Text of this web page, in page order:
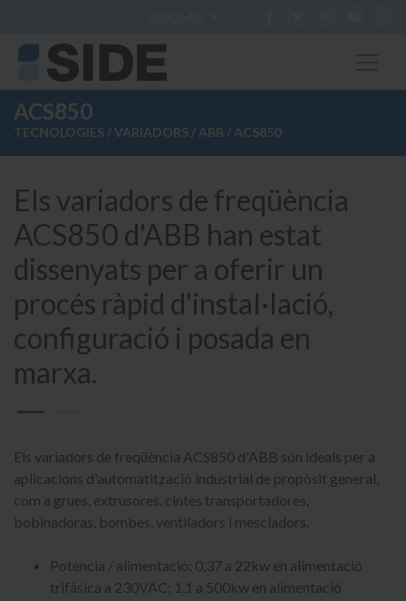
ACS850
TECNOLOGIES /VARIADORS / ABB / ACS850
Els variadors de freqüència
ACS850 d'ABB han estat
dissenyats per a oferir un
procés ràpid d'instal·lació,
configuració i posada en
marxa.
Els variadors de freqüència ACS850 d'ABB són ideals per a
aplicacions d'automatització industrial de propòsit general,
com a grues, extrusores, cintes transportadores,
bobinadoras, bombes, ventiladors i mescladors.
Potencia / alimentació: 0,37 a 22kw en alimentació
trifàsica a 230VAC; 1,1 a 500kw en alimentació